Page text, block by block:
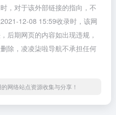
，对于该外部链接的指向，不
12-08 15:59收录时，该网
后期网页的内容如出现违规，
除，凌凌柒啦导航不承担任何
网络站点资源收集与分享！